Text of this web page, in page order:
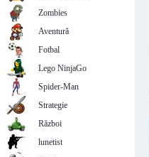
Zombies
Aventură
Fotbal
Lego NinjaGo
Spider-Man
Strategie
Război
lunetist